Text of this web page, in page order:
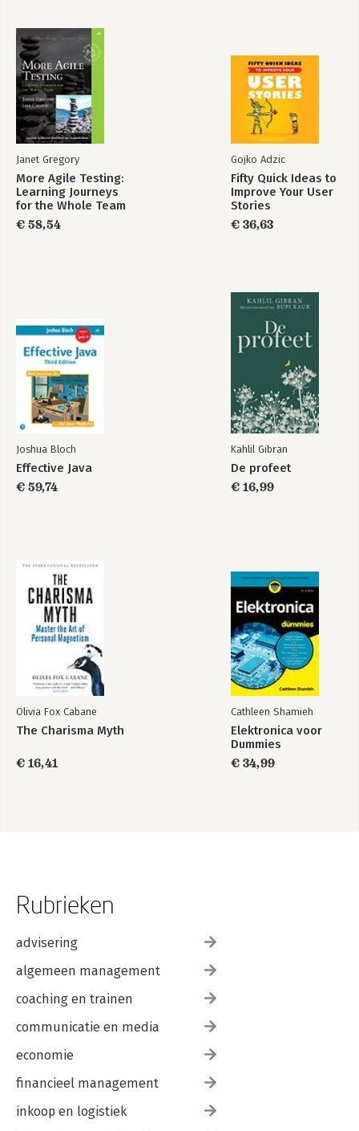
Janet Gregory
More Agile Testing:
Learning Journeys
for the Whole Team
€ 58,54
Gojko Adzic
Fifty Quick Ideas to
Improve Your User
Stories
€ 36,63
Joshua Bloch
Effective Java
€ 59,74
Kahlil Gibran
De profeet
€ 16,99
Olivia Fox Cabane
The Charisma Myth
€ 16,41
Cathleen Shamieh
Elektronica voor
Dummies
€ 34,99
Rubrieken
advisering
algemeen management
coaching en trainen
communicatie en media
economie
financieel management
inkoop en logistiek